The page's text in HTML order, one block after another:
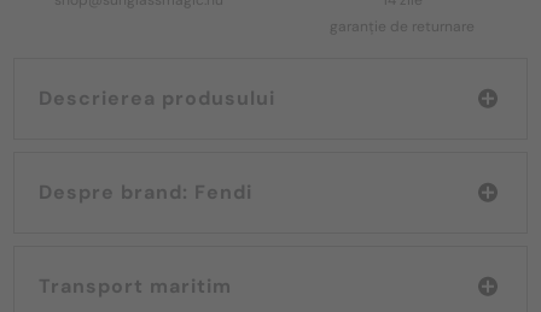
garanție de returnare
Descrierea produsului
Despre brand: Fendi
Transport maritim